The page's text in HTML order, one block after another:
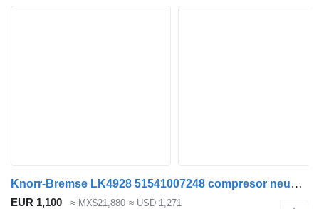
Knorr-Bremse LK4928 51541007248 compresor neumático para MAN TGX TGS cabeza tractora
EUR 1,100 ≈ MX$21,880 ≈ USD 1,271